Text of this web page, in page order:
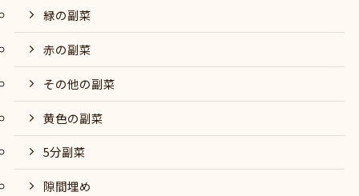
緑の副菜
赤の副菜
その他の副菜
黄色の副菜
5分副菜
隙間埋め